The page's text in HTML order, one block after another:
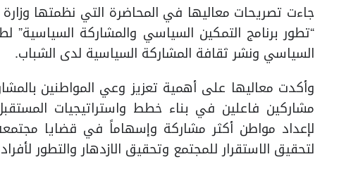
جاءت تصريحات معاليها في المحاضرة التي نظمتها
“تطور برنامج التمكين السياسي والمشاركة
السياسي ونشر ثقافة المشاركة السياسية لدى الشباب.
وأكدت معاليها على أهمية تعزيز وعي المواطنين
مشاركين فاعلين في بناء خطط واستراتيجيات
لإعداد مواطن أكثر مشاركة وإسهاماً في قضايا
لتحقيق الاستقرار للمجتمع وتحقيق الازدهار والتطور